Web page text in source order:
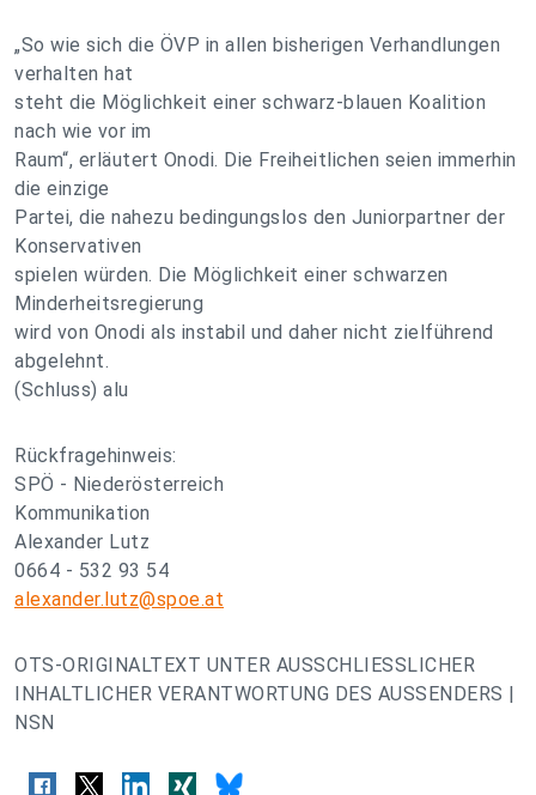
„So wie sich die ÖVP in allen bisherigen Verhandlungen
verhalten hat
steht die Möglichkeit einer schwarz-blauen Koalition
nach wie vor im
Raum“, erläutert Onodi. Die Freiheitlichen seien immerhin
die einzige
Partei, die nahezu bedingungslos den Juniorpartner der
Konservativen
spielen würden. Die Möglichkeit einer schwarzen
Minderheitsregierung
wird von Onodi als instabil und daher nicht zielführend
abgelehnt.
(Schluss) alu
Rückfragehinweis:
SPÖ - Niederösterreich
Kommunikation
Alexander Lutz
0664 - 532 93 54
alexander.lutz@spoe.at
OTS-ORIGINALTEXT UNTER AUSSCHLIESSLICHER
INHALTLICHER VERANTWORTUNG DES AUSSENDERS |
NSN